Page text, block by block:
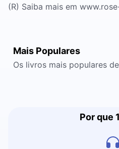
(R) Saiba mais em
Mais Populares
Os livros mais populares
Por que